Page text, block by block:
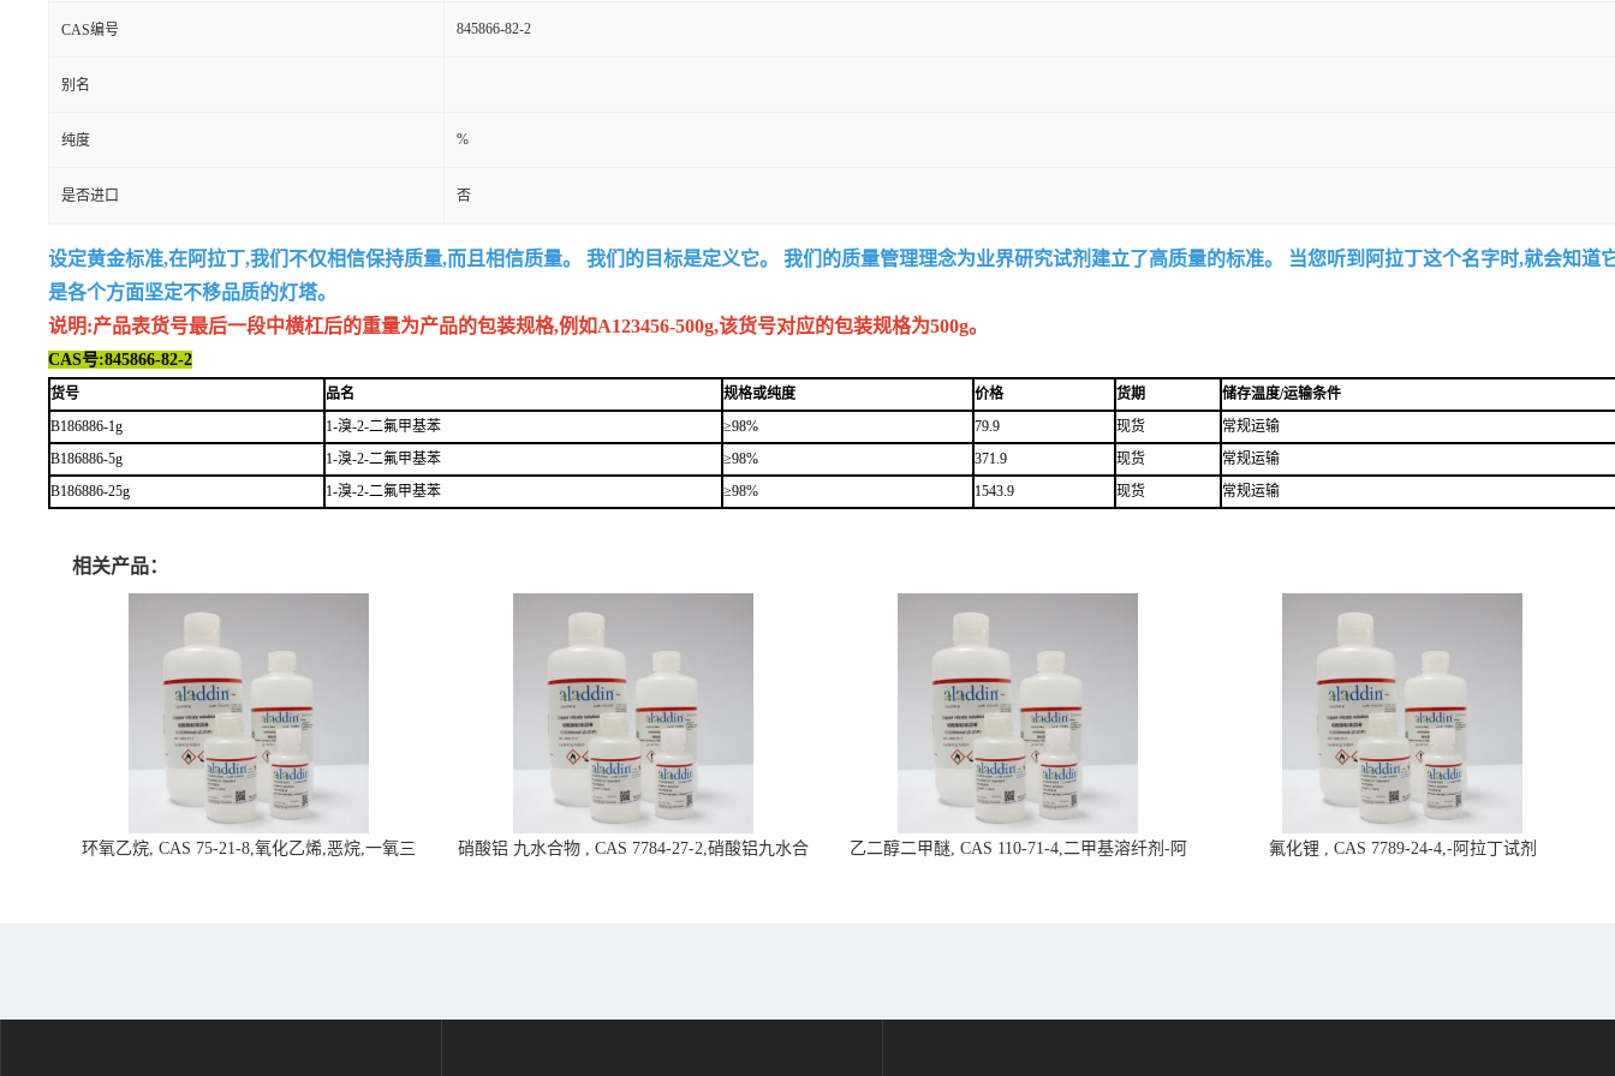
CAS编号 845866-82-2
别名
纯度 %
是否进口 否
设定黄金标准,在阿拉丁,我们不仅相信保持质量,而且相信质量。 我们的目标是定义它。 我们的质量管理理念为业界研究试剂建立了高质量的标准。 当您听到阿拉丁这个名字时,就会知道
是各个方面坚定不移品质的灯塔。
说明:产品表货号最后一段中横杠后的重量为产品的包装规格,例如A123456-500g,该货号对应的包装规格为500g。
CAS号:845866-82-2
货号 品名 规格或纯度 价格 货期
储存温度/运输条件
B186886-1g
1-溴-2-二氟甲基苯 ≥98% 79.9 现货
常规运输
B186886-5g
1-溴-2-二氟甲基苯 ≥98% 371.9 现货
常规运输
B186886-25g
1-溴-2-二氟甲基苯 ≥98% 1543.9 现货 常规运输
相关产品：
环氧乙烷, CAS 75-21-8,氧化乙烯,恶烷,一氧三
硝酸铝 九水合物 , CAS 7784-27-2,硝酸铝九水合
乙二醇二甲醚, CAS 110-71-4,二甲基溶纤剂-阿
氟化锂 , CAS 7789-24-4,-阿拉丁试剂